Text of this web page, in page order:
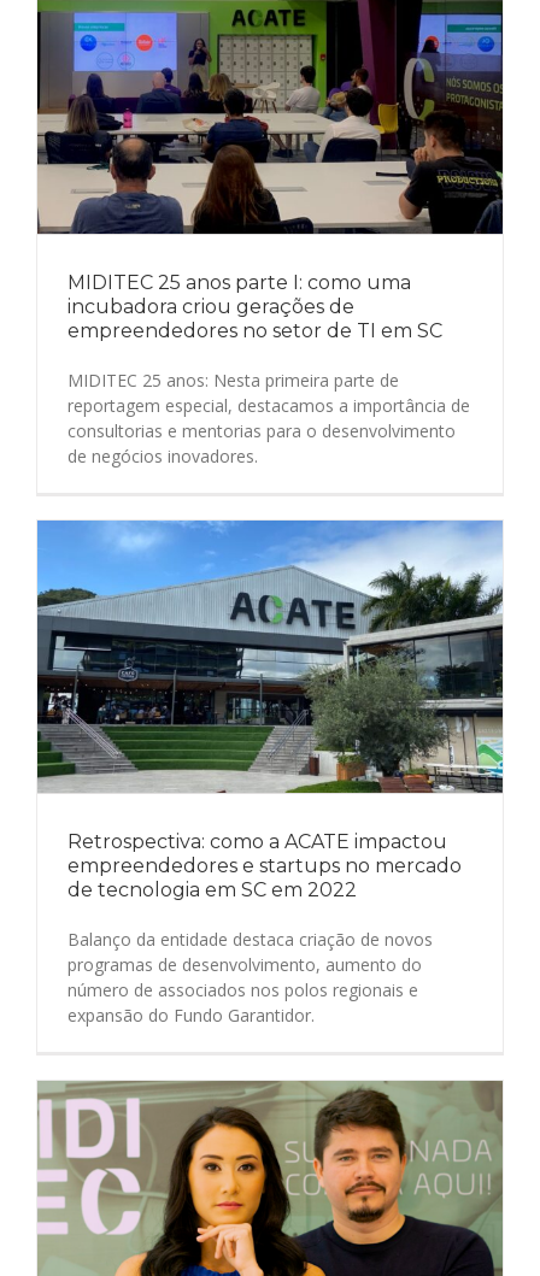
MIDITEC 25 anos parte I: como uma
incubadora criou gerações de
empreendedores no setor de TI em SC
MIDITEC 25 anos: Nesta primeira parte de
reportagem especial, destacamos a importância de
consultorias e mentorias para o desenvolvimento
de negócios inovadores.
Retrospectiva: como a ACATE impactou
empreendedores e startups no mercado
de tecnologia em SC em 2022
Balanço da entidade destaca criação de novos
programas de desenvolvimento, aumento do
número de associados nos polos regionais e
expansão do Fundo Garantidor.